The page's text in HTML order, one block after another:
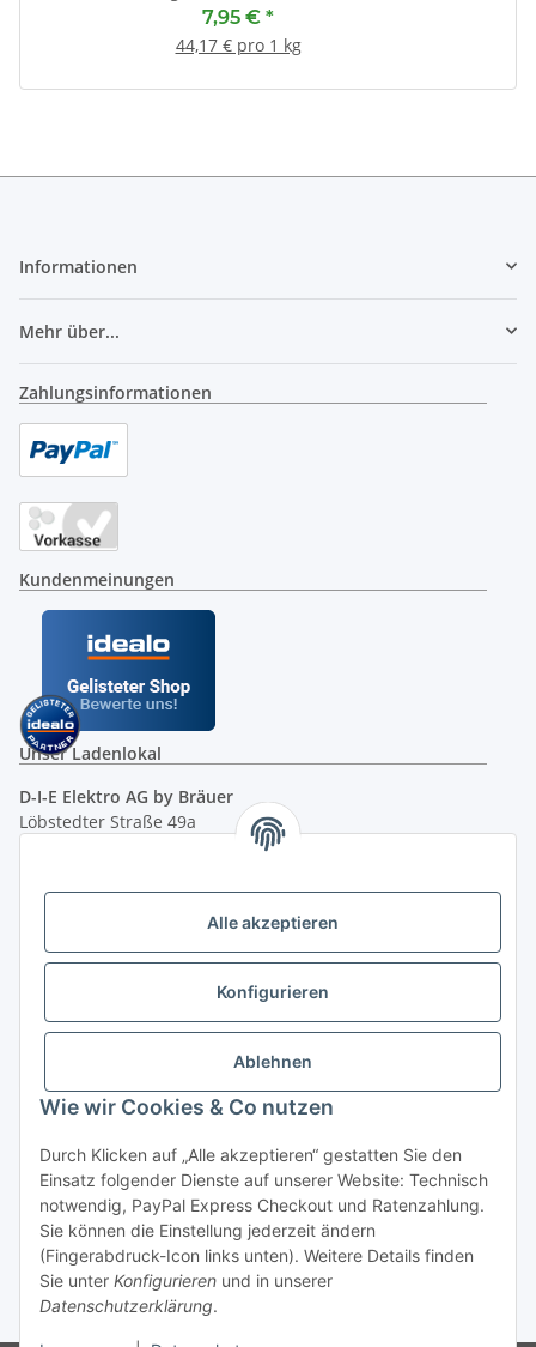
Alle akzeptieren
Konfigurieren
Ablehnen
Wie wir Cookies & Co nutzen
Durch Klicken auf „Alle akzeptieren“ gestatten Sie den
Einsatz folgender Dienste auf unserer Website: Technisch
notwendig, PayPal Express Checkout und Ratenzahlung.
Sie können die Einstellung jederzeit ändern
(Fingerabdruck-Icon links unten). Weitere Details finden
Sie unter Konfigurieren und in unserer
Datenschutzerklärung.
7,95 € *
44,17 € pro 1 kg
Informationen
Mehr über...
Zahlungsinformationen
Kundenmeinungen
Unser Ladenlokal
D-I-E Elektro AG by Bräuer
Löbstedter Straße 49a
( siehe Google-Maps )
Öffnungszeiten:
10.00 - 18.00 Uhr
Ladenpreis versus Internetpreis
Vertrag widerrufen
05.00 - 21.30 Uhr | Freitag: 05.00 - 18.00 Uhr | Samstag: 09.00
- 12.00 Uhr (0,49€ je angef. Minute) oder per E-Mail über
unserKontaktformular
* Alle Preise inkl. gesetzlicher USt., zzgl.Versand | - ACHTUNG: Bei
Einbaugeräten gilt: Die im Produktbild abgebildete Möbelfront ist nicht im
Lieferumfang enthalten.